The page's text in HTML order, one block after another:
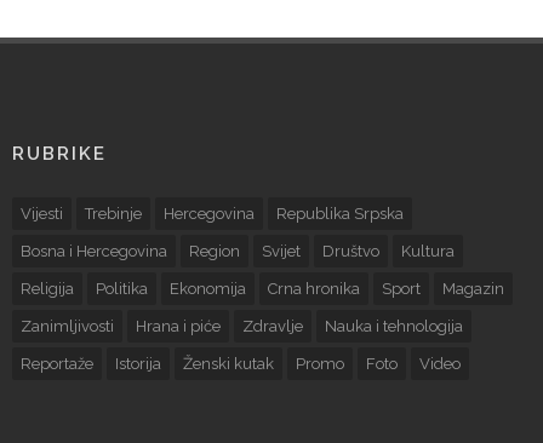
RUBRIKE
Vijesti Trebinje Hercegovina Republika Srpska
Bosna i Hercegovina Region Svijet Društvo Kultura
Religija Politika Ekonomija Crna hronika Sport Magazin
Zanimljivosti Hrana i piće Zdravlje Nauka i tehnologija
Reportaže Istorija Ženski kutak Promo Foto Video